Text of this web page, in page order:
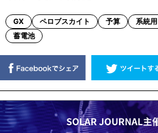
GX ペロブスカイト 予算 系統用
蓄電池